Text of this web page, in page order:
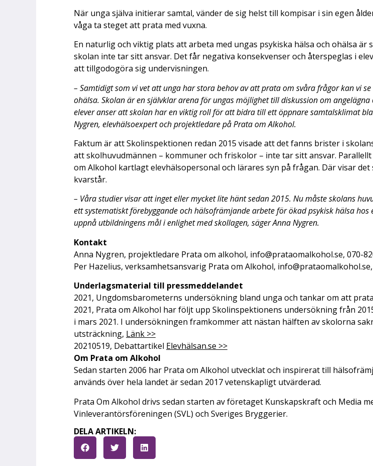
När unga själva initierar samtal, vänder de sig helst till kompisar i sin egen
våga ta steget att prata med vuxna.
En naturlig och viktig plats att arbeta med ungas psykiska hälsa och ohälsa
skolan inte tar sitt ansvar. Det får negativa konsekvenser och återspeglas i
att tillgodogöra sig undervisningen.
– Samtidigt som vi vet att unga har stora behov av att prata om svåra frågor kan vi
ohälsa. Skolan är en självklar arena för ungas möjlighet till diskussion om
elever anser att skolan har en viktig roll för att bidra till ett öppnare samtalsklimat
Nygren, elevhälsoexpert och projektledare på Prata om Alkohol.
Faktum är att Skolinspektionen redan 2015 visade att det fanns brister i
att skolhuvudmännen – kommuner och friskolor – inte tar sitt ansvar.
om Alkohol kartlagt elevhälsopersonal och lärares syn på frågan. Där visar
kvarstår.
– Våra studier visar att inget eller mycket lite hänt sedan 2015. Nu måste skolans
ett systematiskt förebyggande och hälsofrämjande arbete för ökad psykisk hälsa
uppnå utbildningens mål i enlighet med skollagen, säger Anna Nygren.
Kontakt
Anna Nygren, projektledare Prata om alkohol, info@prataomalkohol.se, 070-
Per Hazelius, verksamhetsansvarig Prata om Alkohol, info@prataomalkohol.se,
Underlagsmaterial till pressmeddelandet
2021, Ungdomsbarometerns undersökning bland unga och tankar om att
2021, Prata om Alkohol har följt upp Skolinspektionens undersökning från
i mars 2021. I undersökningen framkommer att nästan hälften av skolorna
utsträckning, Länk >>
20210519, Debattartikel Elevhälsan.se >>
Om Prata om Alkohol
Sedan starten 2006 har Prata om Alkohol utvecklat och inspirerat till
används över hela landet är sedan 2017 vetenskapligt utvärderad.
Prata Om Alkohol drivs sedan starten av företaget Kunskapskraft och Media
Vinleverantörsföreningen (SVL) och Sveriges Bryggerier.
DELA ARTIKELN: